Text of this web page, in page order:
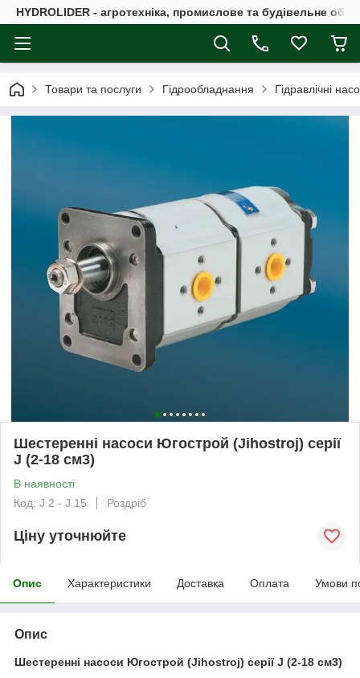
HYDROLIDER - агротехніка, промислове та будівельне
Товари та послуги Гідрообладнання Гідравлічні
Шестеренні насоси Югострой (Jihostroj) серії
J (2-18 см3)
В наявності
Код: J 2 - J 15
Роздріб
Ціну уточнюйте
Опис Характеристики Доставка Оплата Умови
Опис
Шестеренні насоси Югострой (Jihostroj) серії J (2-18 см3)